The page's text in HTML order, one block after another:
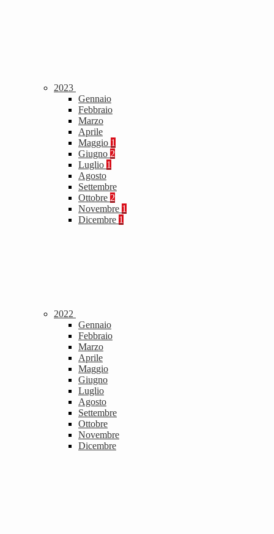
2023
Gennaio
Febbraio
Marzo
Aprile
Maggio 1
Giugno 2
Luglio 1
Agosto
Settembre
Ottobre 2
Novembre 1
Dicembre 1
2022
Gennaio
Febbraio
Marzo
Aprile
Maggio
Giugno
Luglio
Agosto
Settembre
Ottobre
Novembre
Dicembre